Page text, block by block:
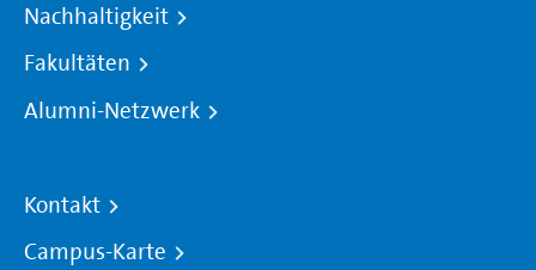
Nachhaltigkeit
Fakultäten
Alumni-Netzwerk
Kontakt
Campus-Karte